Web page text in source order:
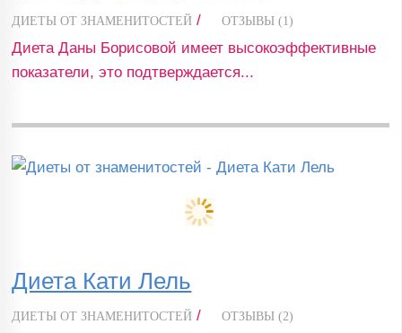
ДИЕТЫ ОТ ЗНАМЕНИТОСТЕЙ / ОТЗЫВЫ (1)
Диета Даны Борисовой имеет высокоэффективные
показатели, это подтверждается...
Диета Кати Лель
ДИЕТЫ ОТ ЗНАМЕНИТОСТЕЙ / ОТЗЫВЫ (2)